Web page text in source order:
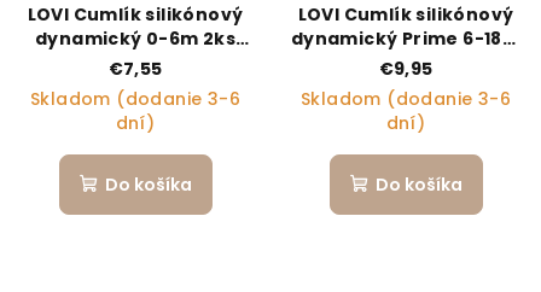
LOVI Cumlík silikónový
dynamický 0-6m 2ks
Blossom
€7,55
Skladom (dodanie 3-6
dní)
Do košíka
LOVI Cumlík silikónový
dynamický Prime 6-18m
2ks Coconut/Ivory
€9,95
Skladom (dodanie 3-6
dní)
Do košíka